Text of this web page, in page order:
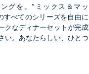
グを。”ミックス＆マッ
すべてのシリーズを自由に
クなディナーセットが完成
い。あなたらしい、ひとつ